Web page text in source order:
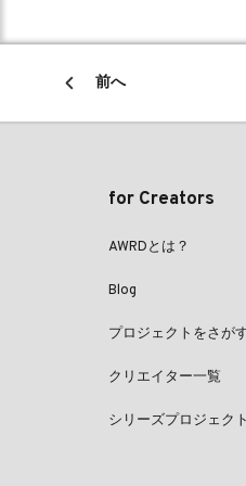
前へ
for Creators
AWRDとは？
Blog
プロジェクトをさが
クリエイター一覧
シリーズプロジェクト